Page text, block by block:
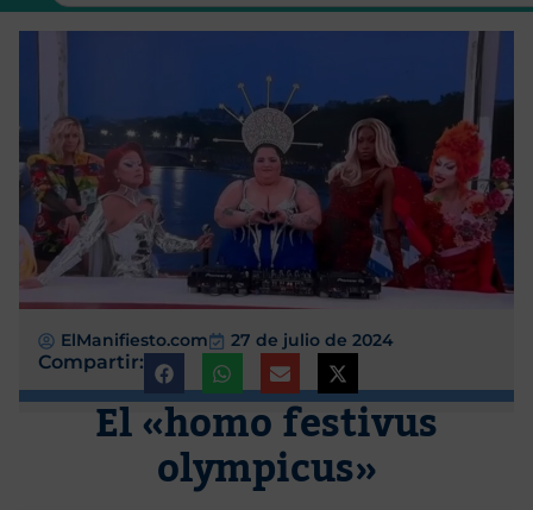
ElManifiesto.com 27 de julio de 2024
Compartir:
El «homo festivus
olympicus»